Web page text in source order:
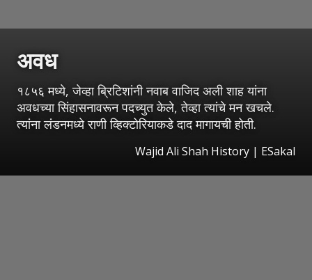
अवध
१८५६ मध्ये, जेव्हा ब्रिटिशांनी नवाब वाजिद अली शाह यांना
अवधच्या सिंहासनावरून पदच्युत केले, तेव्हा त्यांचे मन खचले.
त्यांना लंडनमध्ये राणी व्हिक्टोरियाकडे दाद मागायची होती.
Wajid Ali Shah History | ESakal